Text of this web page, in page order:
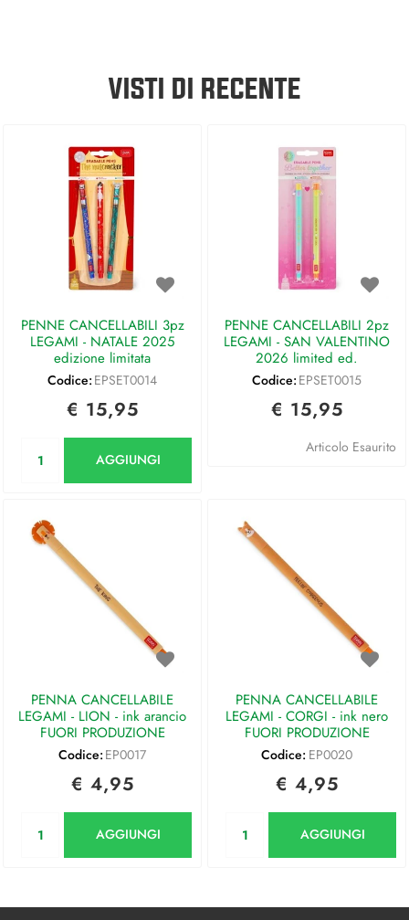
VISTI DI RECENTE
PENNE CANCELLABILI 3pz
LEGAMI - NATALE 2025
edizione limitata
Codice: EPSET0014
€ 15,95
AGGIUNGI
PENNE CANCELLABILI 2pz
LEGAMI - SAN VALENTINO
2026 limited ed.
Codice: EPSET0015
€ 15,95
Articolo Esaurito
PENNA CANCELLABILE
LEGAMI - LION - ink arancio
FUORI PRODUZIONE
Codice: EP0017
€ 4,95
AGGIUNGI
PENNA CANCELLABILE
LEGAMI - CORGI - ink nero
FUORI PRODUZIONE
Codice: EP0020
€ 4,95
AGGIUNGI